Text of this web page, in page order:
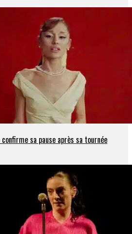
sa pause après sa tournée